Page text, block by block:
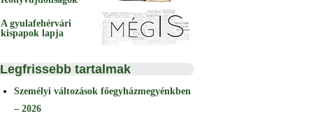
A gyulafehérvári
kispapok lapja
Legfrissebb tartalmak
Személyi változások főegyházmegyénkben
– 2026